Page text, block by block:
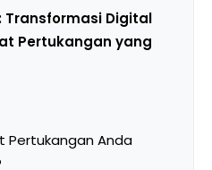
Transformasi Digital
Pertukangan yang
Pertukangan Anda